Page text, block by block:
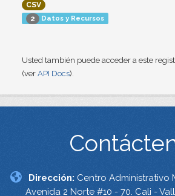
CSV
2 Datos y Recursos
Usted también puede acceder a este
(ver API Docs).
Dirección: Centro Administrativo
Avenida 2 Norte #10 - 70. Cali -